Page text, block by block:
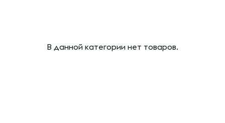
В данной категории нет товаров.